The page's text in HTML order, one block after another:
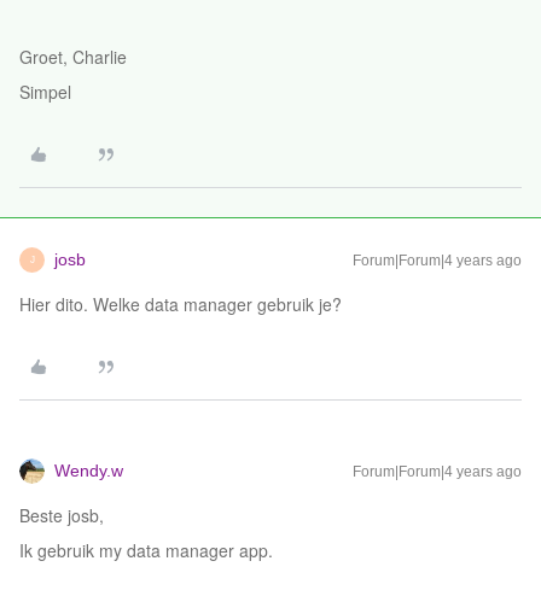
Groet, Charlie
Simpel
J josb Forum|Forum|4 years ago
Hier dito. Welke data manager gebruik je?
Wendy.w Forum|Forum|4 years ago
Beste josb,
Ik gebruik my data manager app.